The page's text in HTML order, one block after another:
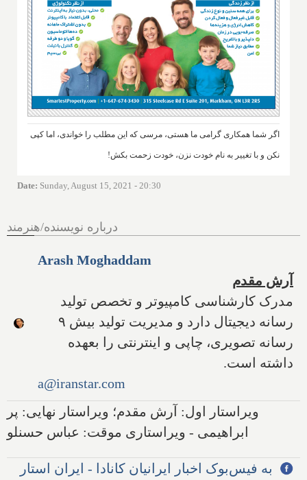
اگر شما همکاری گرامی ما هستی، مرسی که این مطلب را خواندی، اما کپی
نکن و با تغییر به نام خودت نزن، خودت زحمت بکش!
Date: Sunday, August 15, 2021 - 20:30
درباره نویسنده/هنرمند
Arash Moghaddam
آرش مقدم
مدرک کارشناسی کامپیوتر و تخصص تولید
رسانه دیجیتال دارد و مدیریت تولید بیش ۹
رسانه تصویری، چاپی و اینترنتی را بعهده
داشته است.
a@iranstar.com
ویراستار اول: آرش مقدم؛ ویراستار نهایی: پر
ابراهیمی - ویراستاری موقت: عباس حسنلو
به فیس‌بوک اخبار ایرانیان کانادا - ایران استار